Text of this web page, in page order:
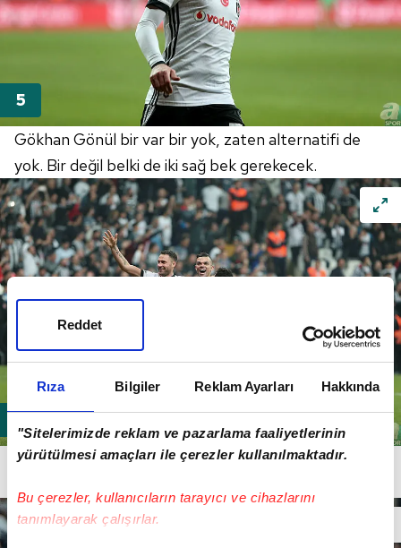
Rıza Bilgiler Reklam Ayarları Hakkında
"Sitelerimizde reklam ve pazarlama faaliyetlerinin
yürütülmesi amaçları ile çerezler kullanılmaktadır.
Bu çerezler, kullanıcıların tarayıcı ve cihazlarını
tanımlayarak çalışırlar.
Reddet
Gökhan Gönül bir var bir yok, zaten alternatifi de
yok. Bir değil belki de iki sağ bek gerekecek.
Pepe ve Tosic tamam ama yaşları soru işareti. Vida ile